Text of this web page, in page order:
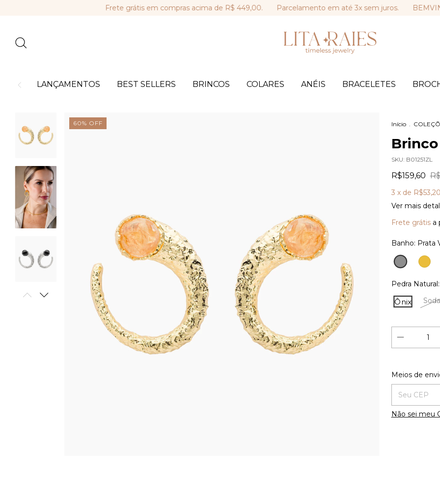
Frete grátis em compras acima de R$ 449,00. Parcelamento em até 3x sem juros. BEMVINDA:
LANÇAMENTOS BEST SELLERS BRINCOS COLARES ANÉIS BRACELETES
60% OFF Início .
Brinco
SKU: B01251ZL
R$159,60
3 x de R$53,20
Ver mais
Frete grátis a
Banho: Prata
Prata
Vintage
Ouro
18K
Pedra Natural:
Ônix
Entregas para
Meios de
Não sei meu